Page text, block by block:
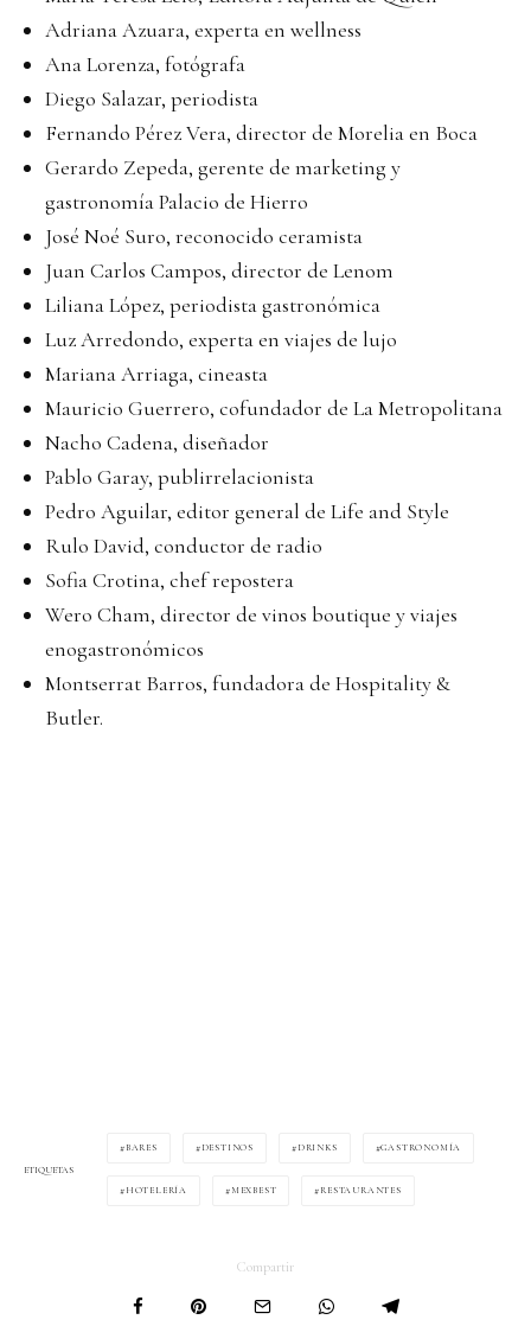
Adriana Azuara, experta en wellness
Ana Lorenza, fotógrafa
Diego Salazar, periodista
Fernando Pérez Vera, director de Morelia en Boca
Gerardo Zepeda, gerente de marketing y
gastronomía Palacio de Hierro
José Noé Suro, reconocido ceramista
Juan Carlos Campos, director de Lenom
Liliana López, periodista gastronómica
Luz Arredondo, experta en viajes de lujo
Mariana Arriaga, cineasta
Mauricio Guerrero, cofundador de La Metropolitana
Nacho Cadena, diseñador
Pablo Garay, publirrelacionista
Pedro Aguilar, editor general de Life and Style
Rulo David, conductor de radio
Sofia Crotina, chef repostera
Wero Cham, director de vinos boutique y viajes
enogastronómicos
Montserrat Barros, fundadora de Hospitality &
Butler.
ETIQUETAS
BARES DESTINOS DRINKS GASTRONOMÍA
HOTELERÍA MEXBEST RESTAURANTES
Compartir